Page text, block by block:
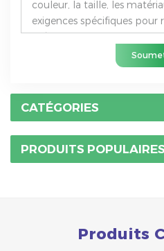
CATÉGORIES
PRODUITS POPULAIRES
Produits